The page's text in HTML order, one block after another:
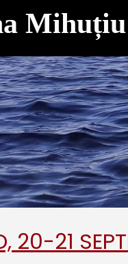
Mihuțiu
20-21